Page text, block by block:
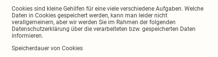
Cookies sind kleine Gehilfen für eine viele verschiedene Aufgaben. Welche
Daten in Cookies gespeichert werden, kann man leider nicht
verallgemeinern, aber wir werden Sie im Rahmen der folgenden
Datenschutzerklärung über die verarbeiteten bzw. gespeicherten Daten
informieren.
Speicherdauer von Cookies